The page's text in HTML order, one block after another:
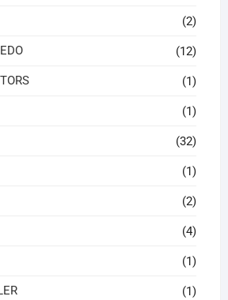
(2)
(12)
(1)
(1)
(32)
(1)
(2)
(4)
(1)
(1)